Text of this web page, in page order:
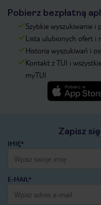
Pobierz bezpłatną
Szybkie wyszukiwanie i
Lista ulubionych ofert i
Historia wyszukiwań i
Kontakt z TUI i
myTUI
Zapisz
IMIĘ*
E-MAIL*